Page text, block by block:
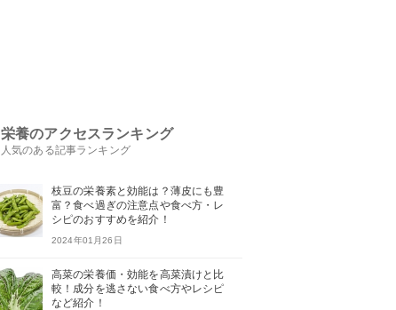
栄養のアクセスランキング
人気のある記事ランキング
枝豆の栄養素と効能は？薄皮にも豊
富？食べ過ぎの注意点や食べ方・レ
シピのおすすめを紹介！
2024年01月26日
高菜の栄養価・効能を高菜漬けと比
較！成分を逃さない食べ方やレシピ
など紹介！